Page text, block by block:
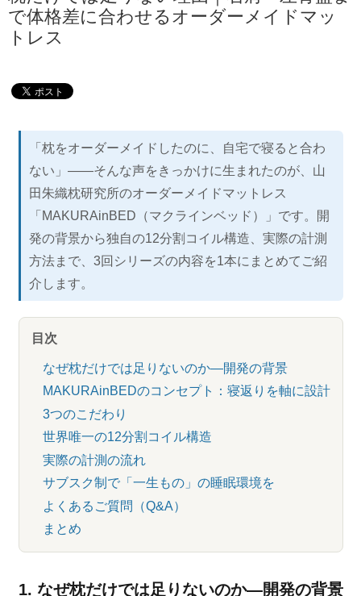
で体格差に合わせるオーダーメイドマッ
トレス
「枕をオーダーメイドしたのに、自宅で寝ると合わ
ない」――そんな声をきっかけに生まれたのが、山
田朱織枕研究所のオーダーメイドマットレス
「MAKURAinBED（マクラインベッド）」です。開
発の背景から独自の12分割コイル構造、実際の計測
方法まで、3回シリーズの内容を1本にまとめてご紹
介します。
目次
なぜ枕だけでは足りないのか―開発の背景
MAKURAinBEDのコンセプト：寝返りを軸に設計
3つのこだわり
世界唯一の12分割コイル構造
実際の計測の流れ
サブスク制で「一生もの」の睡眠環境を
よくあるご質問（Q&A）
まとめ
1. なぜ枕だけでは足りないのか―開発の背景